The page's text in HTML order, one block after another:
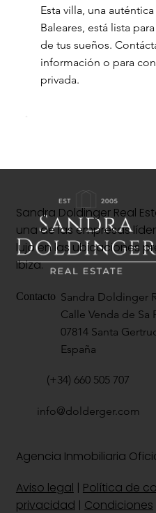
Esta villa, una
Baleares, está lista
de tus sueños.
información o para
privada.
Sandra Doldinger Real
una de las empresas
lujo en las ubicaciones
Ibiza.
Agencia Inmobiliaria
Contacto Sandra Doldinger
Calle Venda de Sa
07814 Santa
España
Aviso legal | Política de
privacidad | Condiciones
(+34) 660 505 707
info@dolderger.com